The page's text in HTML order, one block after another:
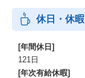
休日・休暇
[年間休日]
121日
[年次有給休暇]